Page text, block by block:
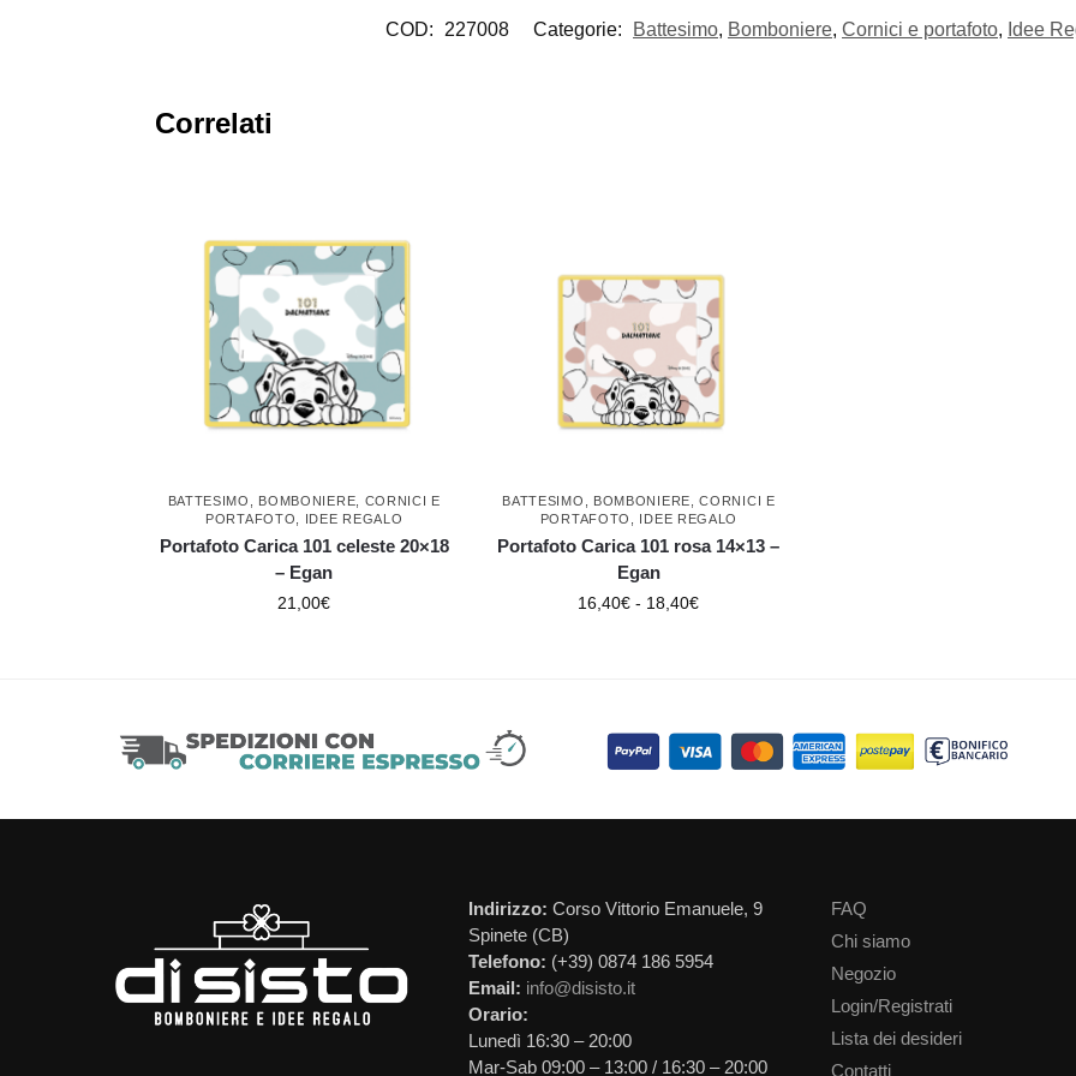
COD: 227008 Categorie: Battesimo, Bomboniere, Cornici e portafoto, Idee
Correlati
BATTESIMO BOMBONIERE
CORNICI E
PORTAFOTO
IDEE REGALO
Portafoto Carica 101 celeste 20×18
– Egan
21,00€
BATTESIMO BOMBONIERE ,CORNICI E
PORTAFOTO
IDEE REGALO
Portafoto Carica 101 rosa 14×13 –
Egan
16,40€ - 18,40€
Indirizzo: Corso Vittorio Emanuele, 9
Spinete (CB)
Telefono: (+39) 0874 186 5954
Email: info@disisto.it
Orario:
Lunedì 16:30 – 20:00
Mar-Sab 09:00 – 13:00 / 16:30 – 20:00
FAQ
Chi siamo
Negozio
Login/Registrati
Lista dei desideri
Contatti